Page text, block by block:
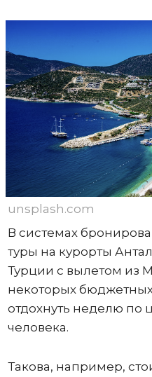
unsplash.com
В системах
туры на курорты
Турции с вылетом из
некоторых
отдохнуть неделю по
человека.
Такова, например,